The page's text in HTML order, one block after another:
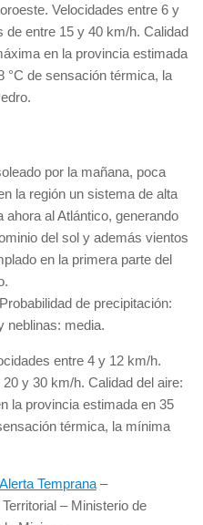
Velocidades entre 6 y
de entre 15 y 40 km/h. Calidad
en la provincia estimada
°C de sensación térmica, la
por la mañana, poca
la región un sistema de alta
al Atlántico, generando
del sol y además vientos
en la primera parte del
de precipitación:
neblinas: media.
entre 4 y 12 km/h.
y 30 km/h. Calidad del aire:
la provincia estimada en 35
térmica, la mínima
Temprana –
– Ministerio de